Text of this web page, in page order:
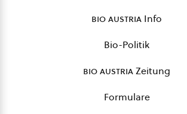
bio austria Info
Bio-Politik
bio austriaZeitung
Formulare